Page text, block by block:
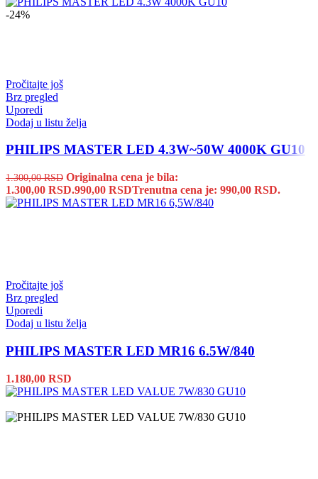
-24%
Pročitajte još
Brz pregled
Uporedi
Dodaj u listu želja
PHILIPS MASTER LED 4.3W~50W 4000K GU10
1.300,00RSD Originalna cena je bila:
1.300,00 RSD.990,00 RSDTrenutna cena je: 990,00 RSD.
Pročitajte još
Brz pregled
Uporedi
Dodaj u listu želja
PHILIPS MASTER LED MR16 6.5W/840
1.180,00 RSD